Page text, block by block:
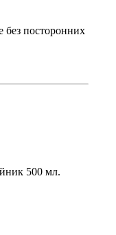
без посторонних
500 мл.